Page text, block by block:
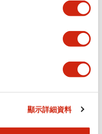
顯示詳細資料